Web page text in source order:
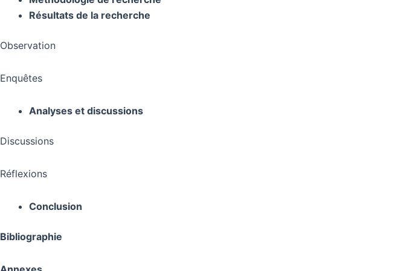
Résultats de la recherche
Observation
Enquêtes
Analyses et discussions
Discussions
Réflexions
Conclusion
Bibliographie